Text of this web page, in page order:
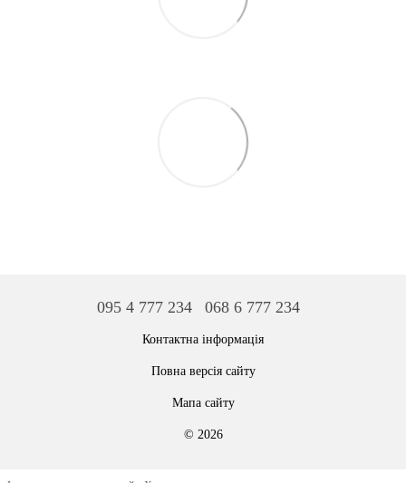
095 4 777 234 068 6 777 234
Контактна інформація
Повна версія сайту
Мапа сайту
© 2026